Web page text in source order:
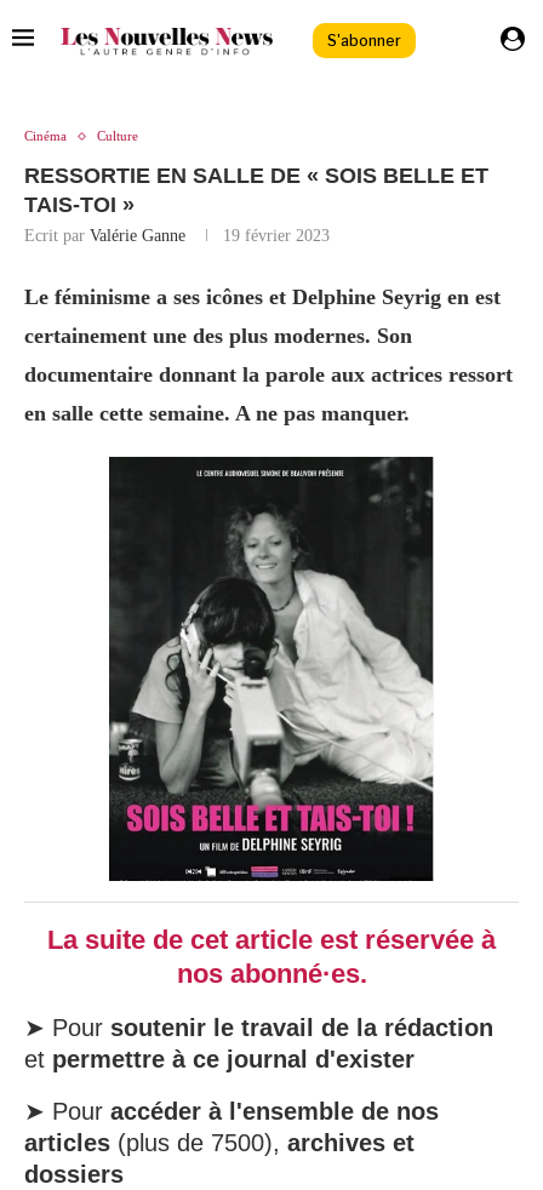
S'abonner
Cinéma Culture
RESSORTIE EN SALLE DE « SOIS BELLE ET
TAIS-TOI »
Ecrit par Valérie Ganne 19 février 2023
Le féminisme a ses icônes et Delphine Seyrig en est
certainement une des plus modernes. Son
documentaire donnant la parole aux actrices ressort
en salle cette semaine. A ne pas manquer.
La suite de cet article est réservée à
nos abonné·es.
➤ Pour soutenir le travail de la rédaction
et permettre à ce journal d'exister
➤ Pour accéder à l'ensemble de nos
articles (plus de 7500), archives et
dossiers